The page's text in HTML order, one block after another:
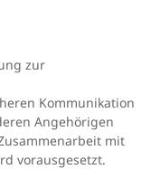
zur
Kommunikation
Angehörigen
mit
vorausgesetzt.